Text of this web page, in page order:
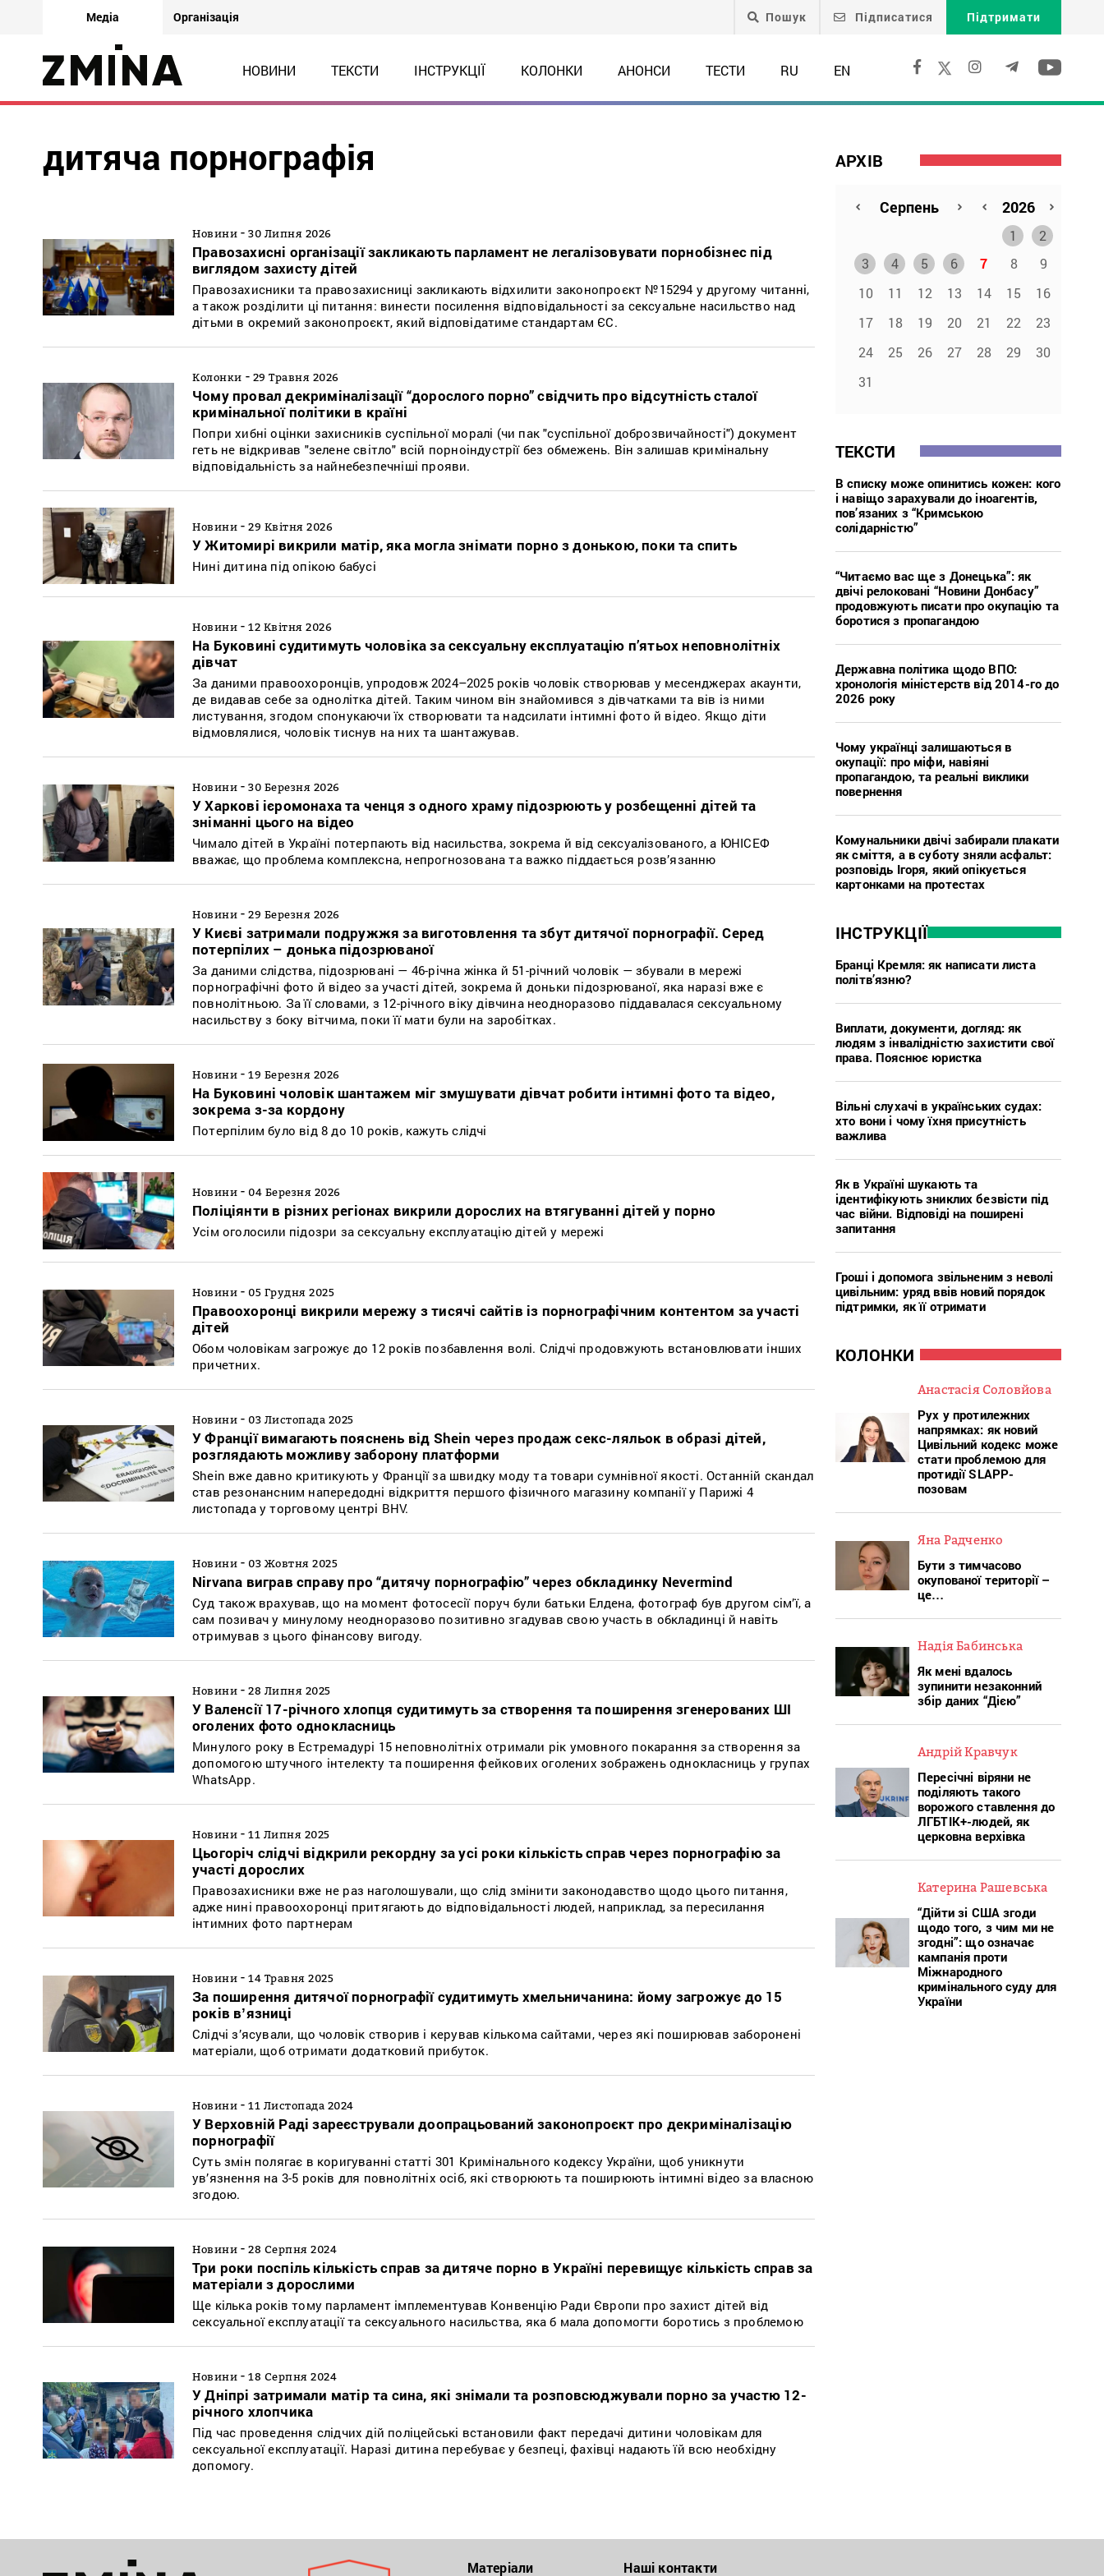
Медіа Організація Пошук Підписатися Підтримати
НОВИНИ ТЕКСТИ ІНСТРУКЦІЇ КОЛОНКИ АНОНСИ ТЕСТИ RU EN
дитяча порнографія
Новини - 30 Липня 2026
Правозахисні організації закликають парламент не легалізовувати порнобізнес під
виглядом захисту дітей
Правозахисники та правозахисниці закликають відхилити законопроєкт №15294 у другому читанні,
а також розділити ці питання: винести посилення відповідальності за сексуальне насильство над
дітьми в окремий законопроєкт, який відповідатиме стандартам ЄС.
Колонки - 29 Травня 2026
Чому провал декриміналізації “дорослого порно” свідчить про відсутність сталої
кримінальної політики в країні
Попри хибні оцінки захисників суспільної моралі (чи пак "суспільної доброзвичайності") документ
геть не відкривав "зелене світло" всій порноіндустрії без обмежень. Він залишав кримінальну
відповідальність за найнебезпечніші прояви.
Новини - 29 Квітня 2026
У Житомирі викрили матір, яка могла знімати порно з донькою, поки та спить
Нині дитина під опікою бабусі
Новини - 12 Квітня 2026
На Буковині судитимуть чоловіка за сексуальну експлуатацію п’ятьох неповнолітніх
дівчат
За даними правоохоронців, упродовж 2024–2025 років чоловік створював у месенджерах акаунти,
де видавав себе за однолітка дітей. Таким чином він знайомився з дівчатками та вів із ними
листування, згодом спонукаючи їх створювати та надсилати інтимні фото й відео. Якщо діти
відмовлялися, чоловік тиснув на них та шантажував.
Новини - 30 Березня 2026
У Харкові ієромонаха та ченця з одного храму підозрюють у розбещенні дітей та
зніманні цього на відео
Чимало дітей в Україні потерпають від насильства, зокрема й від сексуалізованого, а ЮНІСЕФ
вважає, що проблема комплексна, непрогнозована та важко піддається розв’язанню
Новини - 29 Березня 2026
У Києві затримали подружжя за виготовлення та збут дитячої порнографії. Серед
потерпілих – донька підозрюваної
За даними слідства, підозрювані — 46-річна жінка й 51-річний чоловік — збували в мережі
порнографічні фото й відео за участі дітей, зокрема й доньки підозрюваної, яка наразі вже є
повнолітньою. За її словами, з 12-річного віку дівчина неодноразово піддавалася сексуальному
насильству з боку вітчима, поки її мати були на заробітках.
Новини - 19 Березня 2026
На Буковині чоловік шантажем міг змушувати дівчат робити інтимні фото та відео,
зокрема з-за кордону
Потерпілим було від 8 до 10 років, кажуть слідчі
Новини - 04 Березня 2026
Поліціянти в різних регіонах викрили дорослих на втягуванні дітей у порно
Усім оголосили підозри за сексуальну експлуатацію дітей у мережі
Новини - 05 Грудня 2025
Правоохоронці викрили мережу з тисячі сайтів із порнографічним контентом за участі
дітей
Обом чоловікам загрожує до 12 років позбавлення волі. Слідчі продовжують встановлювати інших
причетних.
Новини - 03 Листопада 2025
У Франції вимагають пояснень від Shein через продаж секс-ляльок в образі дітей,
розглядають можливу заборону платформи
Shein вже давно критикують у Франції за швидку моду та товари сумнівної якості. Останній скандал
став резонансним напередодні відкриття першого фізичного магазину компанії у Парижі 4
листопада у торговому центрі BHV.
Новини - 03 Жовтня 2025
Nirvana виграв справу про “дитячу порнографію” через обкладинку Nevermind
Суд також врахував, що на момент фотосесії поруч були батьки Елдена, фотограф був другом сім’ї, а
сам позивач у минулому неодноразово позитивно згадував свою участь в обкладинці й навіть
отримував з цього фінансову вигоду.
Новини - 28 Липня 2025
У Валенсії 17-річного хлопця судитимуть за створення та поширення згенерованих ШІ
оголених фото однокласниць
Минулого року в Естремадурі 15 неповнолітніх отримали рік умовного покарання за створення за
допомогою штучного інтелекту та поширення фейкових оголених зображень однокласниць у групах
WhatsApp.
Новини - 11 Липня 2025
Цьогоріч слідчі відкрили рекордну за усі роки кількість справ через порнографію за
участі дорослих
Правозахисники вже не раз наголошували, що слід змінити законодавство щодо цього питання,
адже нині правоохоронці притягають до відповідальності людей, наприклад, за пересилання
інтимних фото партнерам
Новини - 14 Травня 2025
За поширення дитячої порнографії судитимуть хмельничанина: йому загрожує до 15
років вʼязниці
Слідчі з’ясували, що чоловік створив і керував кількома сайтами, через які поширював заборонені
матеріали, щоб отримати додатковий прибуток.
Новини - 11 Листопада 2024
У Верховній Раді зареєстрували доопрацьований законопроєкт про декриміналізацію
порнографії
Суть змін полягає в коригуванні статті 301 Кримінального кодексу України, щоб уникнути
ув’язнення на 3-5 років для повнолітніх осіб, які створюють та поширюють інтимні відео за власною
згодою.
Новини - 28 Серпня 2024
Три роки поспіль кількість справ за дитяче порно в Україні перевищує кількість справ за
матеріали з дорослими
Ще кілька років тому парламент імплементував Конвенцію Ради Європи про захист дітей від
сексуальної експлуатації та сексуального насильства, яка б мала допомогти боротись з проблемою
Новини - 18 Серпня 2024
У Дніпрі затримали матір та сина, які знімали та розповсюджували порно за участю 12-
річного хлопчика
Під час проведення слідчих дій поліцейські встановили факт передачі дитини чоловікам для
сексуальної експлуатації. Наразі дитина перебуває у безпеці, фахівці надають їй всю необхідну
допомогу.
АРХІВ
1
2
3
4 5 6 7 8
9
10
11 12 13 14 15
16
17
18 19 20 21 22
23
24
25 26 27 28 29
30
31
ТЕКСТИ
В списку може опинитись кожен: кого
і навіщо зарахували до іноагентів,
пов’язаних з “Кримською
солідарністю”
“Читаємо вас ще з Донецька”: як
двічі релоковані “Новини Донбасу”
продовжують писати про окупацію та
боротися з пропагандою
Державна політика щодо ВПО:
хронологія міністерств від 2014-го до
2026 року
Чому українці залишаються в
окупації: про міфи, навіяні
пропагандою, та реальні виклики
повернення
Комунальники двічі забирали плакати
як сміття, а в суботу зняли асфальт:
розповідь Ігоря, який опікується
картонками на протестах
ІНСТРУКЦІЇ
Бранці Кремля: як написати листа
політв’язню?
Виплати, документи, догляд: як
людям з інвалідністю захистити свої
права. Пояснює юристка
Вільні слухачі в українських судах:
хто вони і чому їхня присутність
важлива
Як в Україні шукають та
ідентифікують зниклих безвісти під
час війни. Відповіді на поширені
запитання
Гроші і допомога звільненим з неволі
цивільним: уряд ввів новий порядок
підтримки, як її отримати
КОЛОНКИ
Анастасія Соловйова
Рух у протилежних
напрямках: як новий
Цивільний кодекс може
стати проблемою для
протидії SLAPP-
позовам
Яна Радченко
Бути з тимчасово
окупованої території –
це…
Надія Бабинська
Як мені вдалось
зупинити незаконний
збір даних “Дією”
Андрій Кравчук
Пересічні віряни не
поділяють такого
ворожого ставлення до
ЛГБТІК+-людей, як
церковна верхівка
Катерина Рашевська
“Дійти зі США згоди
щодо того, з чим ми не
згодні”: що означає
кампанія проти
Міжнародного
кримінального суду для
України
Матеріали Наші контакти